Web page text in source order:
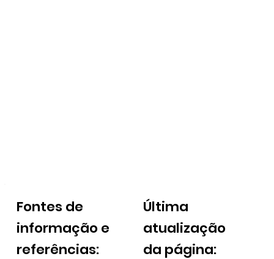
Fontes de
informação e
referências:
Última
atualização
da página: